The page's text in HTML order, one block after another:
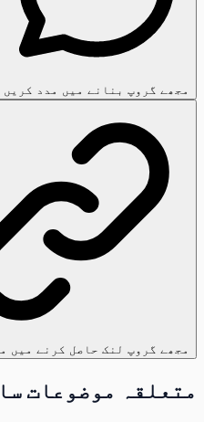
مجھے گروپ بنانے میں مدد کریں
مجھے گروپ لنک حاصل کرنے میں
متعلقہ موضوعات